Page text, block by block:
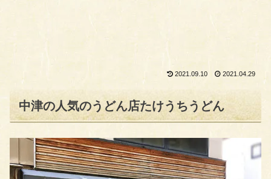
2021.09.10 2021.04.29
中津の人気のうどん店たけうちうどん